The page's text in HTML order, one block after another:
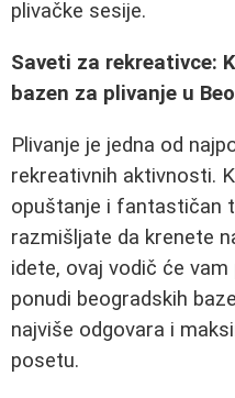
plivačke sesije.
Saveti za rekreativce:
bazen za plivanje u
Plivanje je jedna od
rekreativnih aktivnosti.
opuštanje i fantastičan
razmišljate da krenete
idete, ovaj vodič će
ponudi beogradskih
najviše odgovara i
posetu.